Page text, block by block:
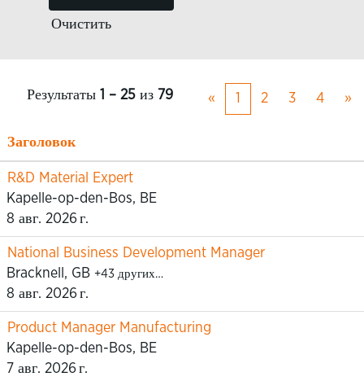
Очистить
Результаты 1 – 25 из 79 « 1 2 3 4 »
Заголовок
R&D Material Expert
Kapelle-op-den-Bos, BE
8 авг. 2026 г.
National Business Development Manager
Bracknell, GB +43 других…
8 авг. 2026 г.
Product Manager Manufacturing
Kapelle-op-den-Bos, BE
7 авг. 2026 г.